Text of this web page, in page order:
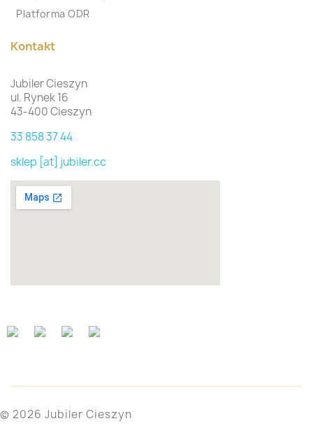
Platforma ODR
Kontakt
Jubiler Cieszyn
ul. Rynek 16
43-400 Cieszyn
33 858 37 44
sklep [at] jubiler.cc
© 2026 Jubiler Cieszyn